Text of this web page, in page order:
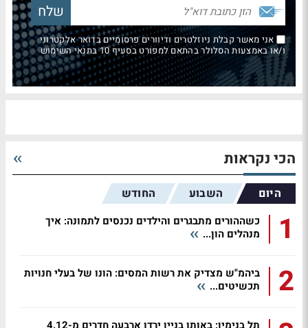
אני מאשר קבלת ניוזלטרים ודיוורים פרסומיים בדואר אלקטרוני
ו/או באמצעות הסלולר בהתאם למפורט בסעיף 10 בתנאי השימוש
הכי נקראות
היום השבוע החודש
1
כשההורים מתבגרים והילדים נכנסים לתמונה: איך
מנהלים הון...
2
ביהמ"ש מצדיק את רשות המסים: הונו של בעלי חנויות
תכשיטים...